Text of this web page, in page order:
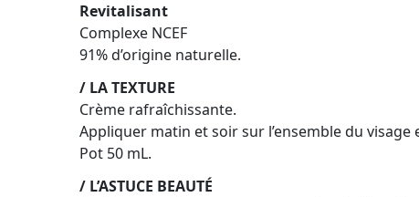
Revitalisant
Complexe NCEF
91% d’origine naturelle.
/ LA TEXTURE
Crème rafraîchissante.
Appliquer matin et soir sur l’ensemble du visage
Pot 50 mL.
/ L’ASTUCE BEAUTÉ